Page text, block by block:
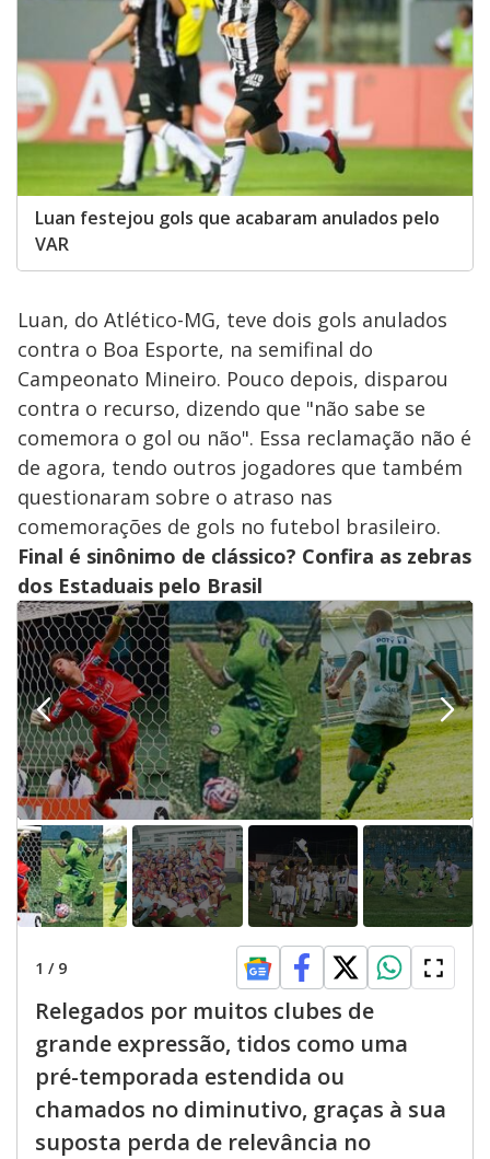
Luan festejou gols que acabaram anulados pelo
VAR
Luan, do Atlético-MG, teve dois gols anulados
contra o Boa Esporte, na semifinal do
Campeonato Mineiro. Pouco depois, disparou
contra o recurso, dizendo que "não sabe se
comemora o gol ou não". Essa reclamação não é
de agora, tendo outros jogadores que também
questionaram sobre o atraso nas
comemorações de gols no futebol brasileiro.
Final é sinônimo de clássico? Confira as zebras
dos Estaduais pelo Brasil
1 / 9
Relegados por muitos clubes de
grande expressão, tidos como uma
pré-temporada estendida ou
chamados no diminutivo, graças à sua
suposta perda de relevância no